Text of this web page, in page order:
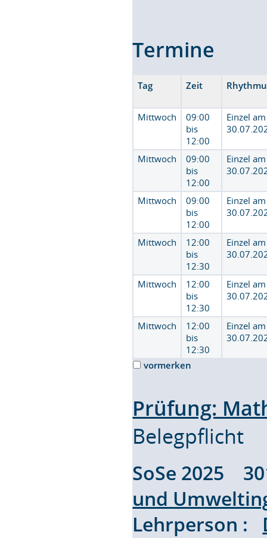
Termine
Tag Zeit
Mittwoch
09:00
bis
12:00
Einzel am
Mittwoch
09:00
bis
12:00
Einzel am
Mittwoch
09:00
bis
12:00
Einzel am
Mittwoch
12:00
bis
12:30
Einzel am
Mittwoch
12:00
bis
12:30
Einzel am
Mittwoch
12:00
bis
12:30
Einzel am
vormerken
Prüfung:
Belegpflicht
SoSe 2025
und
Lehrperson :